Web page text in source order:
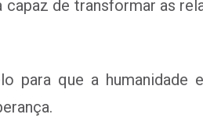
de transformar as
para que a humanidade